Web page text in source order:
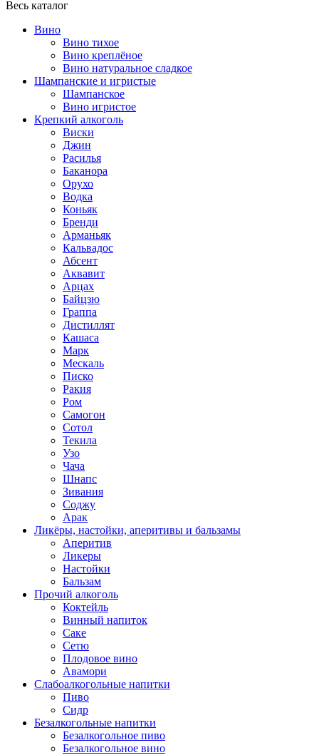
Весь каталог
Вино
Вино тихое
Вино креплёное
Вино натуральное сладкое
Шампанские и игристые
Шампанское
Вино игристое
Крепкий алкоголь
Виски
Джин
Расилья
Баканора
Орухо
Водка
Коньяк
Бренди
Арманьяк
Кальвадос
Абсент
Аквавит
Арцах
Байцзю
Граппа
Дистиллят
Кашаса
Марк
Мескаль
Писко
Ракия
Ром
Самогон
Сотол
Текила
Узо
Чача
Шнапс
Зивания
Соджу
Арак
Ликёры, настойки, аперитивы и бальзамы
Аперитив
Ликеры
Настойки
Бальзам
Прочий алкоголь
Коктейль
Винный напиток
Саке
Сетю
Плодовое вино
Авамори
Слабоалкогольные напитки
Пиво
Сидр
Безалкогольные напитки
Безалкогольное пиво
Безалкогольное вино